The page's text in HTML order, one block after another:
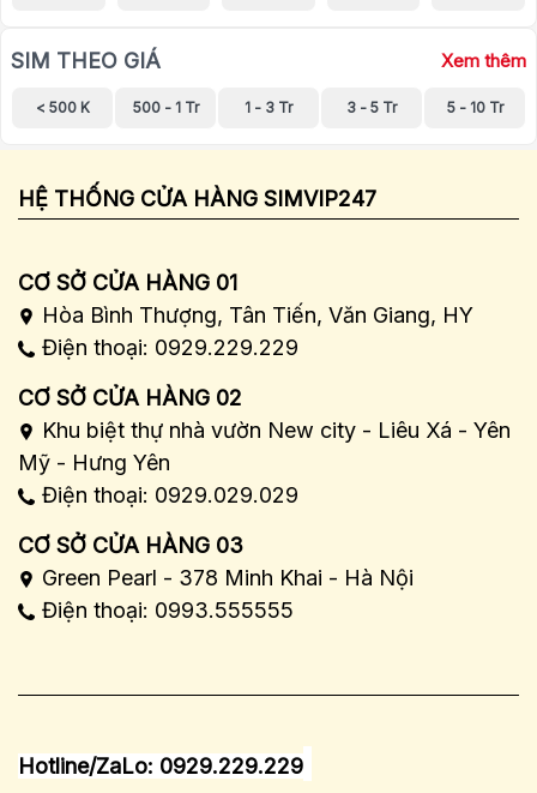
SIM THEO GIÁ Xem thêm
< 500 K 500 - 1 Tr 1 - 3 Tr 3 - 5 Tr 5 - 10 Tr
HỆ THỐNG CỬA HÀNG SIMVIP247
CƠ SỞ CỬA HÀNG 01
Hòa Bình Thượng, Tân Tiến, Văn Giang, HY
Điện thoại: 0929.229.229
CƠ SỞ CỬA HÀNG 02
Khu biệt thự nhà vườn New city - Liêu Xá - Yên
Mỹ - Hưng Yên
Điện thoại: 0929.029.029
CƠ SỞ CỬA HÀNG 03
Green Pearl - 378 Minh Khai - Hà Nội
Điện thoại: 0993.555555
Hotline/ZaLo: 0929.229.229